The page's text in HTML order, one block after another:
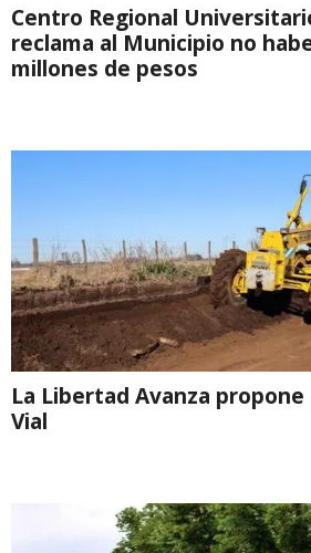
Centro Regional
reclama al Municipio no
millones de pesos
La Libertad Avanza propone
Vial